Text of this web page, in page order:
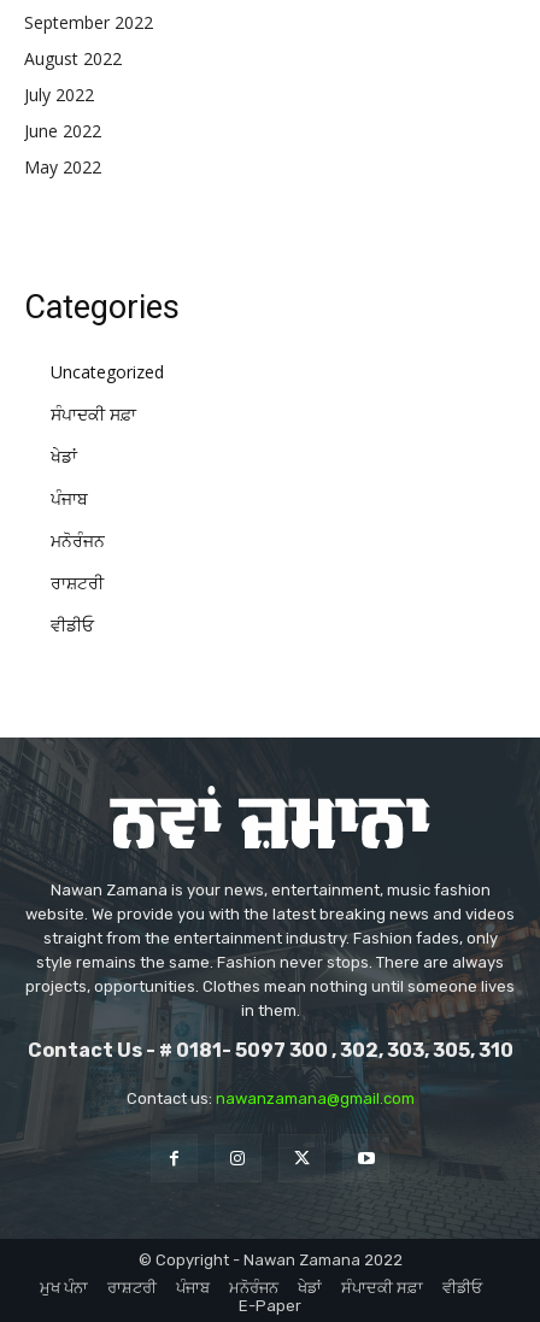
September 2022
August 2022
July 2022
June 2022
May 2022
Categories
Uncategorized
ਸੰਪਾਦਕੀ ਸਫ਼ਾ
ਖੇਡਾਂ
ਪੰਜਾਬ
ਮਨੋਰੰਜਨ
ਰਾਸ਼ਟਰੀ
ਵੀਡੀਓ
Nawan Zamana is your news, entertainment, music fashion
website. We provide you with the latest breaking news and videos
straight from the entertainment industry. Fashion fades, only
style remains the same. Fashion never stops. There are always
projects, opportunities. Clothes mean nothing until someone lives
in them.
Contact Us - # 0181- 5097 300 , 302, 303, 305, 310
Contact us: nawanzamana@gmail.com
© Copyright - Nawan Zamana 2022
ਮੁਖ ਪੰਨਾ
ਰਾਸ਼ਟਰੀ ਪੰਜਾਬ ਮਨੋਰੰਜਨ ਖੇਡਾਂ ਸੰਪਾਦਕੀ ਸਫ਼ਾ
ਵੀਡੀਓ
E-Paper